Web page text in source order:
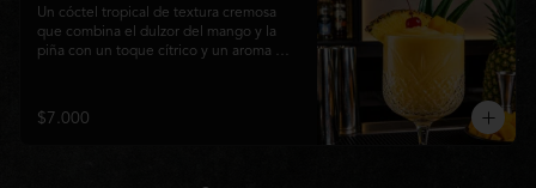
Un cóctel tropical de textura cremosa
que combina el dulzor del mango y la
piña con un toque cítrico y un aroma
nikkei de Matsumoto.
$7.000